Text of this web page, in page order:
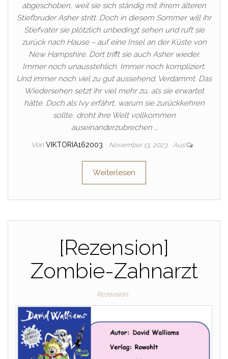
abgeschoben, weil sie sich ständig mit ihrem älteren
Stiefbruder Asher stritt. Doch in diesem Sommer will ihr
Stiefvater sie plötzlich unbedingt sehen und ruft sie
zurück nach Hause – auf eine Insel an der Küste von
New Hampshire. Dort trifft sie auch Asher wieder.
Immer noch unausstehlich. Immer noch kompliziert.
Und immer noch viel zu gut aussehend. Verdammt. Das
Wiedersehen setzt ihr viel mehr zu, als sie erwartet
hätte. Doch als Ivy erfährt, warum sie zurückkehren
sollte, droht ihre Welt vollkommen
auseinanderzubrechen …
Von VIKTORIA162003 November 13, 2023 Aus
Weiterlesen
[Rezension]
Zombie-Zahnarzt
Rezension